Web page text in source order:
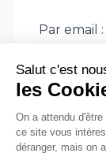
Par email :
Par
Dubai
Emirates